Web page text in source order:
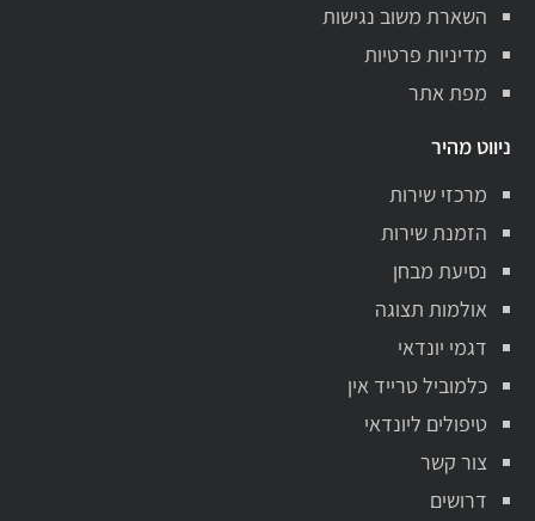
השארת משוב נגישות
מדיניות פרטיות
מפת אתר
ניווט מהיר
מרכזי שירות
הזמנת שירות
נסיעת מבחן
אולמות תצוגה
דגמי יונדאי
כלמוביל טרייד אין
טיפולים ליונדאי
צור קשר
דרושים